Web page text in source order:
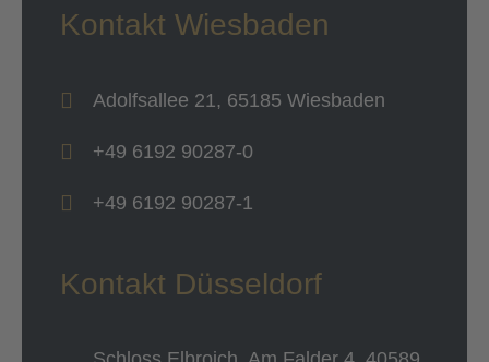
Kontakt Wiesbaden
Adolfsallee 21, 65185 Wiesbaden
+49 6192 90287-0
+49 6192 90287-1
Kontakt Düsseldorf